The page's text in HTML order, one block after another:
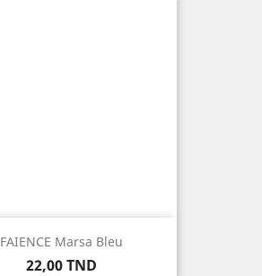
FAIENCE Marsa Bleu
Prix
22,00 TND